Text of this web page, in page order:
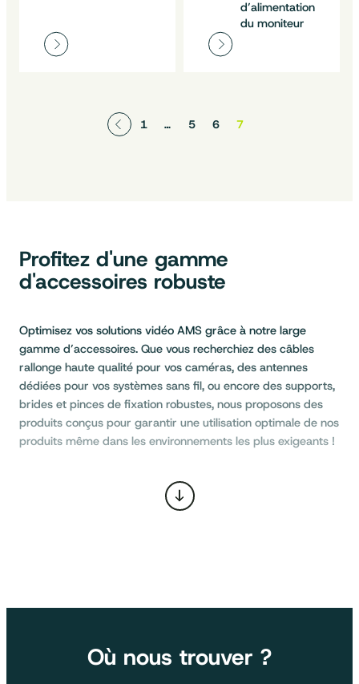
d’alimentation
du moniteur
1 … 5 6 7
Profitez d'une gamme
d'accessoires robuste
Optimisez vos solutions vidéo AMS grâce à notre large
gamme d’accessoires. Que vous recherchiez des câbles
rallonge haute qualité pour vos caméras, des antennes
dédiées pour vos systèmes sans fil, ou encore des supports,
brides et pinces de fixation robustes, nous proposons des
produits conçus pour garantir une utilisation optimale de nos
produits même dans les environnements les plus exigeants !
Où nous trouver ?